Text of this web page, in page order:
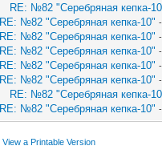
RE: №82 "Серебряная кепка-
RE: №82 "Серебряная кепка-10"
RE: №82 "Серебряная кепка-10"
RE: №82 "Серебряная кепка-10"
RE: №82 "Серебряная кепка-10"
RE: №82 "Серебряная кепка-10"
RE: №82 "Серебряная кепка-
RE: №82 "Серебряная кепка-10"
View a Printable Version